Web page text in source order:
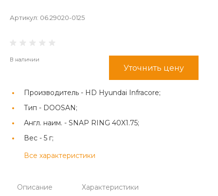
Артикул: 06.29020-0125
В наличии
Уточнить цену
Производитель - HD Hyundai Infracore;
Тип - DOOSAN;
Англ. наим. - SNAP RING 40X1.75;
Вес - 5 г;
Все характеристики
Описание Характеристики